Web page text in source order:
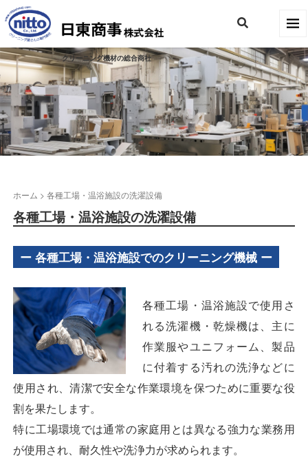
クリーニング機材の総合商社
ホーム >各種工場・温浴施設の洗濯設備
各種工場・温浴施設の洗濯設備
ー 各種工場・温浴施設でのクリーニング機械 ー
各種工場・温浴施設で使用さ
れる洗濯機・乾燥機は、主に
作業服やユニフォーム、製品
に付着する汚れの洗浄などに
使用され、清潔で安全な作業環境を保つために重要な役
割を果たします。
特に工場環境では通常の家庭用とは異なる強力な業務用
が使用され、耐久性や洗浄力が求められます。